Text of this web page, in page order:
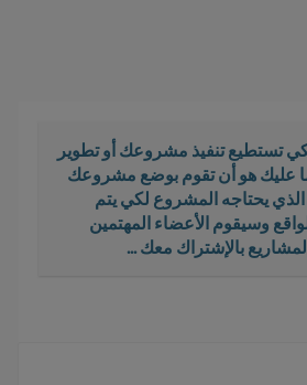
n
تستطيع تنفيذ مشروعك أو تطوير
عليك هو أن تقوم بوضع مشروعك
يحتاجه المشروع لكي يتم
وسيقوم الأعضاء المهتمين
بالإشتراك معك ...